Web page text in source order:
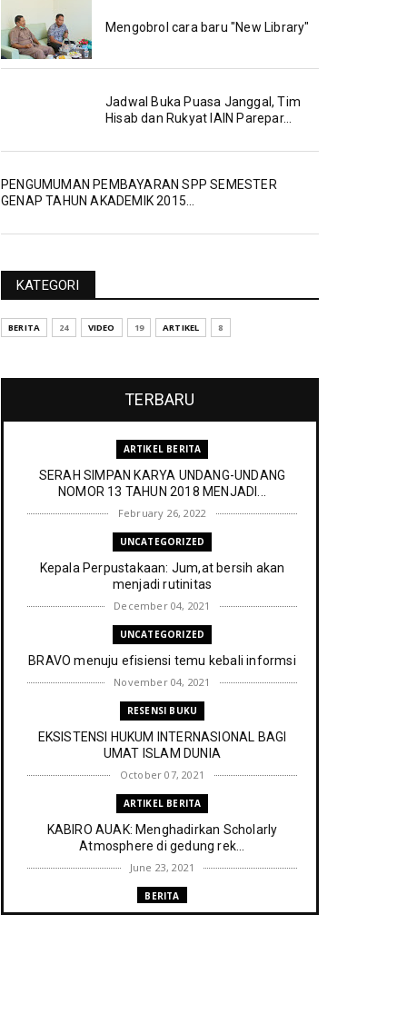
Mengobrol cara baru "New Library"
Jadwal Buka Puasa Janggal, Tim
Hisab dan Rukyat IAIN Parepar...
PENGUMUMAN PEMBAYARAN SPP SEMESTER
GENAP TAHUN AKADEMIK 2015...
KATEGORI
BERITA 24 VIDEO 19 ARTIKEL 8
TERBARU
ARTIKEL BERITA
SERAH SIMPAN KARYA UNDANG-UNDANG
NOMOR 13 TAHUN 2018 MENJADI...
February 26, 2022
UNCATEGORIZED
Kepala Perpustakaan: Jum,at bersih akan
menjadi rutinitas
December 04, 2021
UNCATEGORIZED
BRAVO menuju efisiensi temu kebali informsi
November 04, 2021
RESENSI BUKU
EKSISTENSI HUKUM INTERNASIONAL BAGI
UMAT ISLAM DUNIA
October 07, 2021
ARTIKEL BERITA
KABIRO AUAK: Menghadirkan Scholarly
Atmosphere di gedung rek...
June 23, 2021
BERITA